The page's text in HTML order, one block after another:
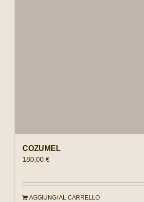
COZUMEL
180,00 €
AGGIUNGI AL CARRELLO